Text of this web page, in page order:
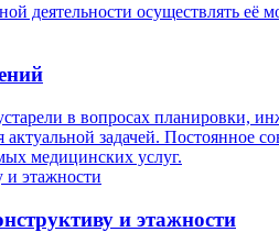
деятельности осуществлять
в вопросах планировки,
задачей. Постоянное
медицинских услуг.
и этажности